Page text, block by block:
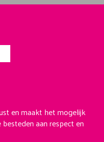
en maakt het mogelijk
aan respect en